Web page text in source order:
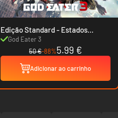
Edição Standard - Estados
Unidos
God Eater 3
50 €-88%5.99 €
Adicionar ao carrinho